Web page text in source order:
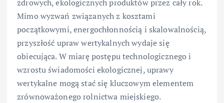
zdrowych, ekologicznych produktów przez cały rok.
Mimo wyzwań związanych z kosztami
początkowymi, energochłonnością i skalowalnością,
przyszłość upraw wertykalnych wydaje się
obiecująca. W miarę postępu technologicznego i
wzrostu świadomości ekologicznej, uprawy
wertykalne mogą stać się kluczowym elementem
zrównoważonego rolnictwa miejskiego.